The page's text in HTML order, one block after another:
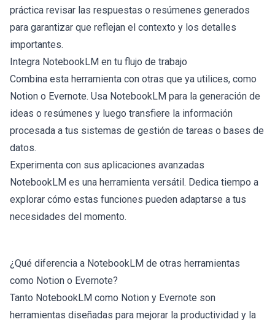
práctica revisar las respuestas o resúmenes generados
para garantizar que reflejan el contexto y los detalles
importantes.
Integra NotebookLM en tu flujo de trabajo
Combina esta herramienta con otras que ya utilices, como
Notion o Evernote. Usa NotebookLM para la generación de
ideas o resúmenes y luego transfiere la información
procesada a tus sistemas de gestión de tareas o bases de
datos.
Experimenta con sus aplicaciones avanzadas
NotebookLM es una herramienta versátil. Dedica tiempo a
explorar cómo estas funciones pueden adaptarse a tus
necesidades del momento.
¿Qué diferencia a NotebookLM de otras herramientas
como Notion o Evernote?
Tanto NotebookLM como Notion y Evernote son
herramientas diseñadas para mejorar la productividad y la